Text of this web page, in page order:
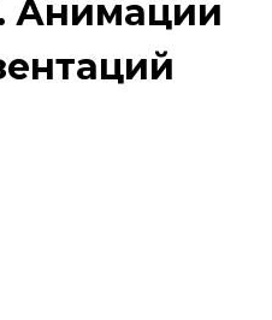
Анимации